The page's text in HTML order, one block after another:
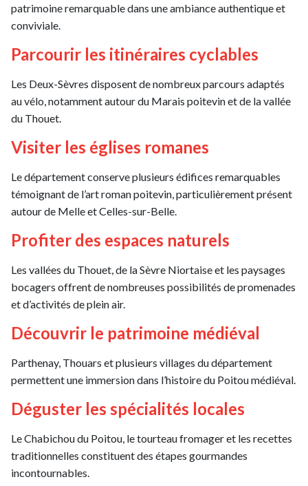
patrimoine remarquable dans une ambiance authentique et
conviviale.
Parcourir les itinéraires cyclables
Les Deux-Sèvres disposent de nombreux parcours adaptés
au vélo, notamment autour du Marais poitevin et de la vallée
du Thouet.
Visiter les églises romanes
Le département conserve plusieurs édifices remarquables
témoignant de l’art roman poitevin, particulièrement présent
autour de Melle et Celles-sur-Belle.
Profiter des espaces naturels
Les vallées du Thouet, de la Sèvre Niortaise et les paysages
bocagers offrent de nombreuses possibilités de promenades
et d’activités de plein air.
Découvrir le patrimoine médiéval
Parthenay, Thouars et plusieurs villages du département
permettent une immersion dans l’histoire du Poitou médiéval.
Déguster les spécialités locales
Le Chabichou du Poitou, le tourteau fromager et les recettes
traditionnelles constituent des étapes gourmandes
incontournables.